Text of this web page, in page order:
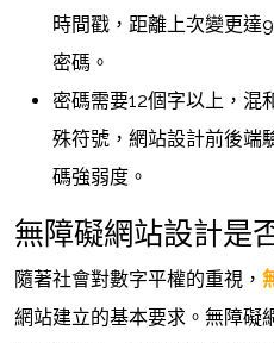
時間戳，距離上次變更達
密碼。
密碼需要12個字以上，混
殊符號，網站設計前後端
碼強弱度。
無障礙網站設計是
隨著社會對數字平權的重視，
網站建立的基本要求。無障礙